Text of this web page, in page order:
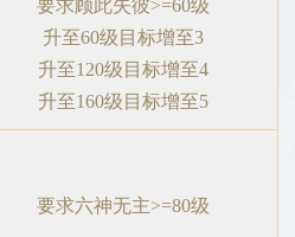
要求顾此失彼>=60级
升至60级目标增至3
升至120级目标增至4
升至160级目标增至5
要求六神无主>=80级